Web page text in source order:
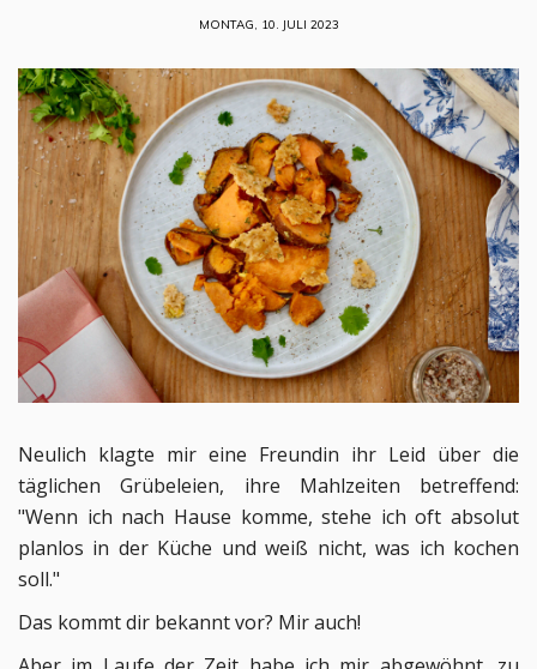
MONTAG, 10. JULI 2023
Neulich klagte mir eine Freundin ihr Leid über die
täglichen Grübeleien, ihre Mahlzeiten betreffend:
"Wenn ich nach Hause komme, stehe ich oft absolut
planlos in der Küche und weiß nicht, was ich kochen
soll."
Das kommt dir bekannt vor? Mir auch!